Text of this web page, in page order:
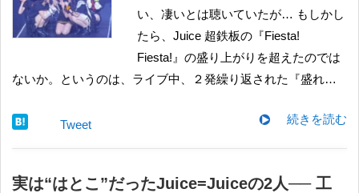
い、凄いとは聴いていたが… もしかし
たら、Juice 超鉄板の『Fiesta!
Fiesta!』の盛り上がりを超えたのでは
ないか。というのは、ライブ中、２発繰り返された『盛れ…
続きを読む
Tweet
実は“はとこ”だったJuice=Juiceの2人── 工